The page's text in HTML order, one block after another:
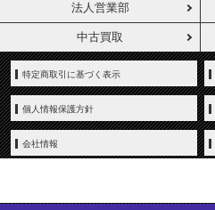
法人営業部
中古買取
特定商取引に基づく表示
個人情報保護方針
会社情報